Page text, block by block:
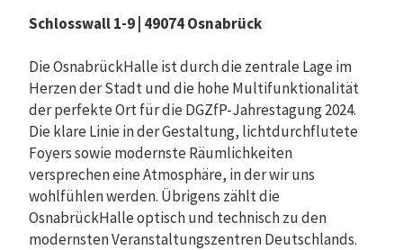
Schlosswall 1-9 | 49074 Osnabrück
Die OsnabrückHalle ist durch die zentrale Lage im
Herzen der Stadt und die hohe Multifunktionalität
der perfekte Ort für die DGZfP-Jahrestagung 2024.
Die klare Linie in der Gestaltung, lichtdurchflutete
Foyers sowie modernste Räumlichkeiten
versprechen eine Atmosphäre, in der wir uns
wohlfühlen werden. Übrigens zählt die
OsnabrückHalle optisch und technisch zu den
modernsten Veranstaltungszentren Deutschlands.